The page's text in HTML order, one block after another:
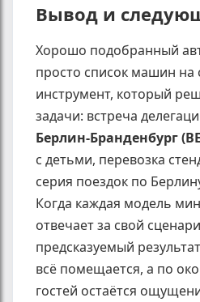
Вывод и
Хорошо подобранный
просто список машин на
инструмент, который
задачи: встреча
Берлин-Бранденбург
с детьми, перевозка
серия поездок по
Когда каждая модель
отвечает за свой
предсказуемый
всё помещается, а по
гостей остаётся